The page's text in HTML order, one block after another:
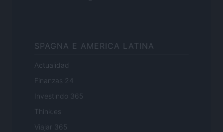
SPAGNA E AMERICA LATINA
Actualidad
Finanzas 24
Investindo 365
Think.es
Viajar 365